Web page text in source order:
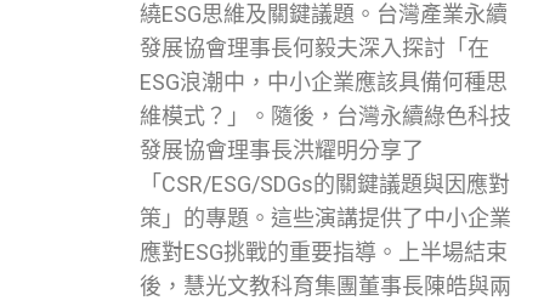
繞ESG思維及關鍵議題。台灣產業永續
發展協會理事長何毅夫深入探討「在
ESG浪潮中，中小企業應該具備何種思
維模式？」。隨後，台灣永續綠色科技
發展協會理事長洪耀明分享了
「CSR/ESG/SDGs的關鍵議題與因應對
策」的專題。這些演講提供了中小企業
應對ESG挑戰的重要指導。上半場結束
後，慧光文教科育集團董事長陳皓與兩